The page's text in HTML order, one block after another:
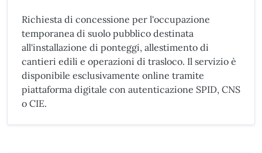
Richiesta di concessione per l'occupazione
temporanea di suolo pubblico destinata
all'installazione di ponteggi, allestimento di
cantieri edili e operazioni di trasloco. Il servizio è
disponibile esclusivamente online tramite
piattaforma digitale con autenticazione SPID, CNS
o CIE.